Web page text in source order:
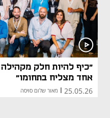
"כיף להיות חלק
אחד מצליח בתחומו"
25.05.26 מאור שלום סויסה